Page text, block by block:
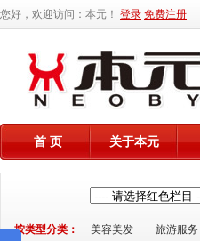
您好，欢迎访问：本元！ 登录 免费注册
首 页 关于本元
按类型分类： 美容美发 旅游服务